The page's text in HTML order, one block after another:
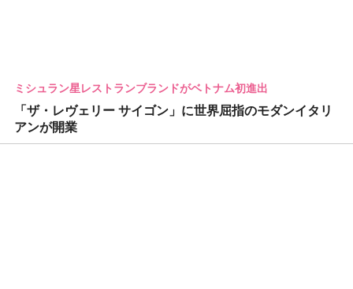
ミシュラン星レストランブランドがベトナム初進出
「ザ・レヴェリー サイゴン」に世界屈指のモダンイタリ
アンが開業